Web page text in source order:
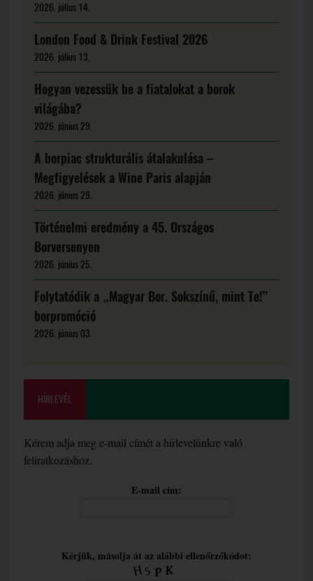
2026. július 14.
London Food & Drink Festival 2026
2026. július 13.
Hogyan vezessük be a fiatalokat a borok
világába?
2026. június 29.
A borpiac strukturális átalakulása –
Megfigyelések a Wine Paris alapján
2026. június 29.
Történelmi eredmény a 45. Országos
Borversenyen
2026. június 25.
Folytatódik a „Magyar Bor. Sokszínű, mint Te!”
borpromóció
2026. június 03.
HÍRLEVÉL
Kérem adja meg e-mail címét a hírlevelünkre való
feliratkozáshoz.
E-mail cím:
Kérjük, másolja át az alábbi ellenőrzőkódot: